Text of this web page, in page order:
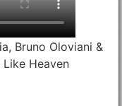
Bruno Oloviani &
Like Heaven